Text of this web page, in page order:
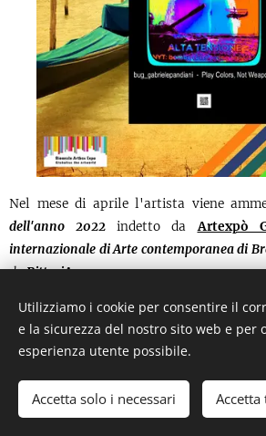
Nel mese di aprile l'artista viene
dell'anno 2022
indetto daArtexpò
internazionale diArte contemporanea di
daPitturiAmo.
Utilizziamo i cookie per consentire il
e la sicurezza del nostro sito web e per
esperienza utente possibile.
Accetta solo i necessari Accetta